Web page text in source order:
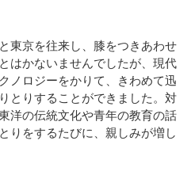
東京を往来し、膝をつきあわせ
はかないませんでしたが、現代
ノロジーをかりて、きわめて迅
とりすることができました。対
洋の伝統文化や青年の教育の話
りをするたびに、親しみが増し